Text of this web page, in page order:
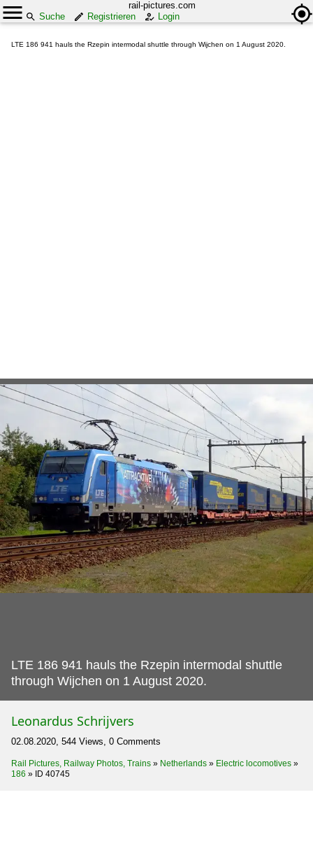
rail-pictures.com
Suche
Registrieren Login
LTE 186 941 hauls the Rzepin intermodal shuttle through Wijchen on 1 August 2020.
LTE 186 941 hauls the Rzepin intermodal shuttle
through Wijchen on 1 August 2020.
Leonardus Schrijvers
02.08.2020, 544 Views, 0 Comments
Rail Pictures, Railway Photos, Trains » Netherlands » Electric locomotives »
186 » ID 40745